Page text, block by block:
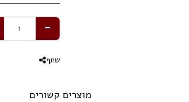
שתף
מוצרים קשורים